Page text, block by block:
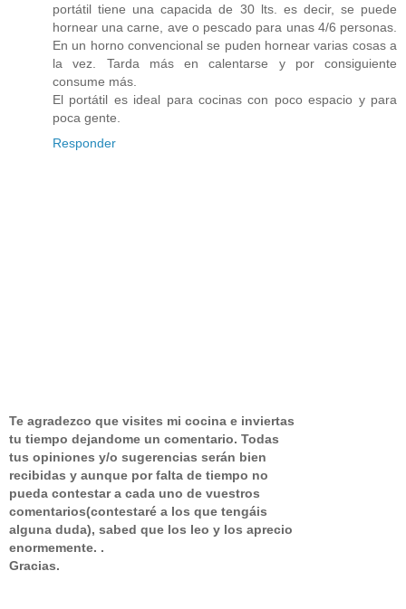
portátil tiene una capacida de 30 lts. es decir, se puede
hornear una carne, ave o pescado para unas 4/6 personas.
En un horno convencional se puden hornear varias cosas a
la vez. Tarda más en calentarse y por consiguiente
consume más.
El portátil es ideal para cocinas con poco espacio y para
poca gente.
Responder
Te agradezco que visites mi cocina e inviertas
tu tiempo dejandome un comentario. Todas
tus opiniones y/o sugerencias serán bien
recibidas y aunque por falta de tiempo no
pueda contestar a cada uno de vuestros
comentarios(contestaré a los que tengáis
alguna duda), sabed que los leo y los aprecio
enormemente. .
Gracias.